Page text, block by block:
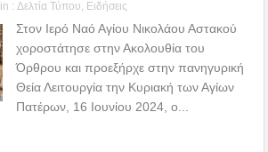
in : Δελτία Τύπου Ειδήσεις
Στον Ιερό Ναό Αγίου Νικολάου Αστακού
χοροστάτησε στην Ακολουθία του
Όρθρου και προεξήρχε στην πανηγυρική
Θεία Λειτουργία την Κυριακή των Αγίων
Πατέρων, 16 Ιουνίου 2024, ο...